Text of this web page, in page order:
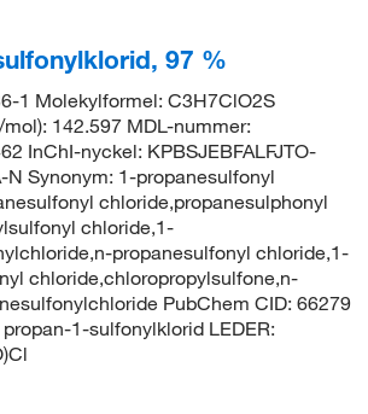
97 %
1 Molekylformel: C3H7ClO2S
142.597 MDL-nummer:
InChI-nyckel: KPBSJEBFALFJTO-
N Synonym: 1-propanesulfonyl
chloride,propanesulphonyl
chloride,1-
propanesulfonyl chloride,1-
chloride,chloropropylsulfone,n-
PubChem CID: 66279
1-sulfonylklorid LEDER: